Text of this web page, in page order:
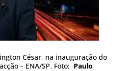
César, na inauguração do
– ENA/SP. Foto: Paulo